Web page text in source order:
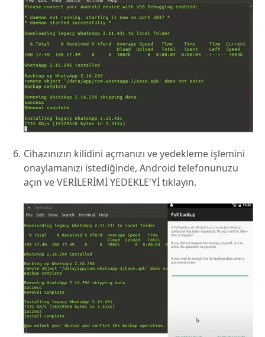
Cihazınızın kilidini açmanızı ve yedekleme işlemini
onaylamanızı istediğinde, Android telefonunuzu
açın ve VERİLERİMİ YEDEKLE'Yİ tıklayın.